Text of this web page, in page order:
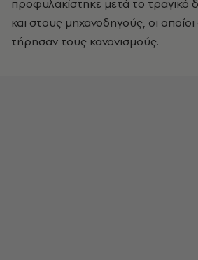
προφυλακίστηκε μετά το
και στους μηχανοδηγούς, οι
τήρησαν τους κανονισμούς.